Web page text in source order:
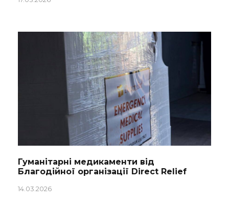
Гуманітарні медикаменти від
Благодійної організації Direct Relief
14.03.2026